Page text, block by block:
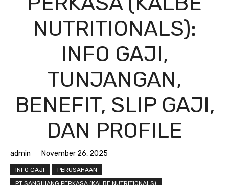
NUTRITIONALS):
INFO GAJI,
TUNJANGAN,
BENEFIT, SLIP GAJI,
DAN PROFILE
admin November 26, 2025
INFO GAJI
PERUSAHAAN
PT SANGHIANG PERKASA (KALBE NUTRITIONALS)